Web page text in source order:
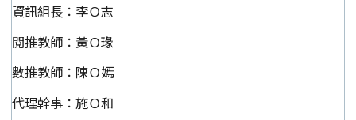
資訊組長：李Ｏ志
閱推教師：黃Ｏ瑑
數推教師：陳Ｏ嫣
代理幹事：施Ｏ和